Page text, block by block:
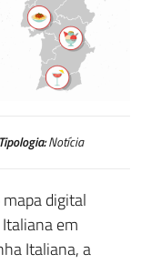
Tipologia:Notícia
mapa digital
em
Italiana, a